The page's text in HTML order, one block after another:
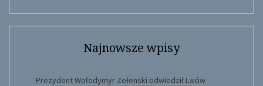
Najnowsze wpisy
Prezydent Wołodymyr Zełenski odwiedził Lwów